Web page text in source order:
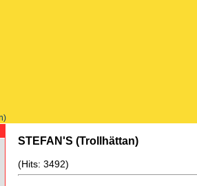
STEFAN'S (Trollhättan)
(Hits: 3492)